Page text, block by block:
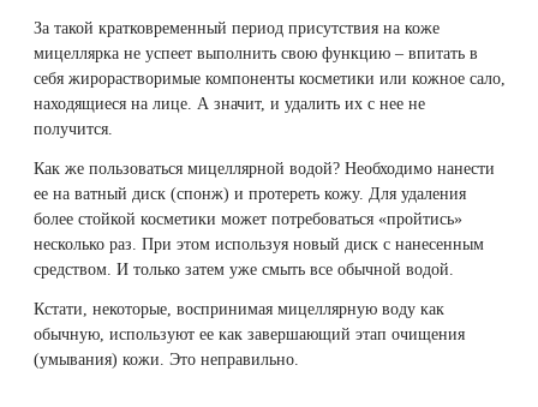
За такой кратковременный период присутствия на коже
мицеллярка не успеет выполнить свою функцию – впитать в
себя жирорастворимые компоненты косметики или кожное сало,
находящиеся на лице. А значит, и удалить их с нее не
получится.
Как же пользоваться мицеллярной водой? Необходимо нанести
ее на ватный диск (спонж) и протереть кожу. Для удаления
более стойкой косметики может потребоваться «пройтись»
несколько раз. При этом используя новый диск с нанесенным
средством. И только затем уже смыть все обычной водой.
Кстати, некоторые, воспринимая мицеллярную воду как
обычную, используют ее как завершающий этап очищения
(умывания) кожи. Это неправильно.